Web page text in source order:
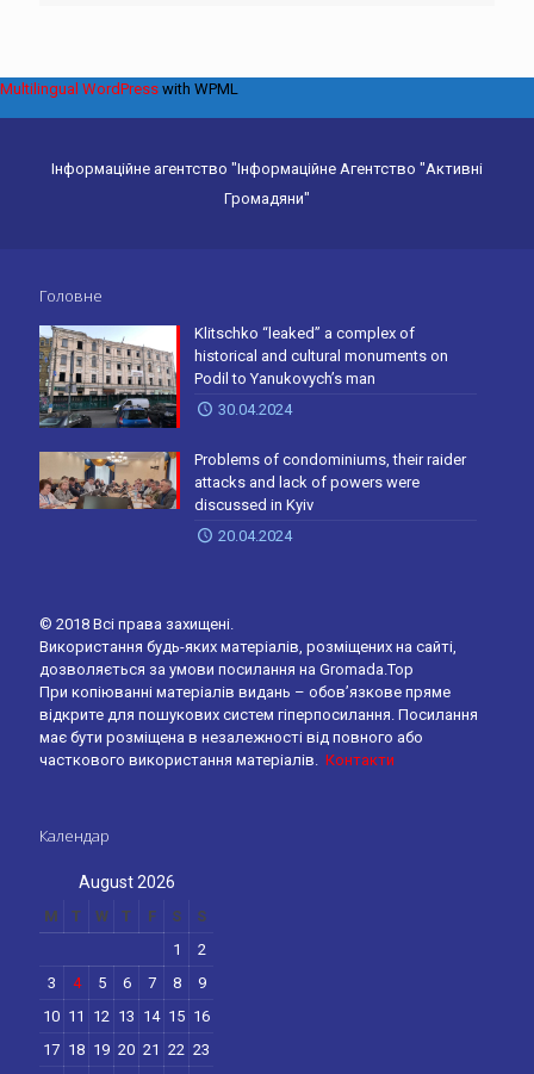
Інформаційне агентство "Інформаційне Агентство "Активні
Громадяни"
Головне
Klitschko “leaked” a complex of
historical and cultural monuments on
Podil to Yanukovych’s man
30.04.2024
Problems of condominiums, their raider
attacks and lack of powers were
discussed in Kyiv
20.04.2024
© 2018 Всі права захищені.
Використання будь-яких матеріалів, розміщених на сайті,
дозволяється за умови посилання на Gromada.Top
При копіюванні матеріалів видань – обов’язкове пряме
відкрите для пошукових систем гіперпосилання. Посилання
має бути розміщена в незалежності від повного або
часткового використання матеріалів. Контакти
Календар
August 2026
M T W T F S
S
1
2
3
4 5 6 7 8
9
10 11 12 13 14 15 16
17 18 19 20 21 22 23
Multilingual WordPress with WPML